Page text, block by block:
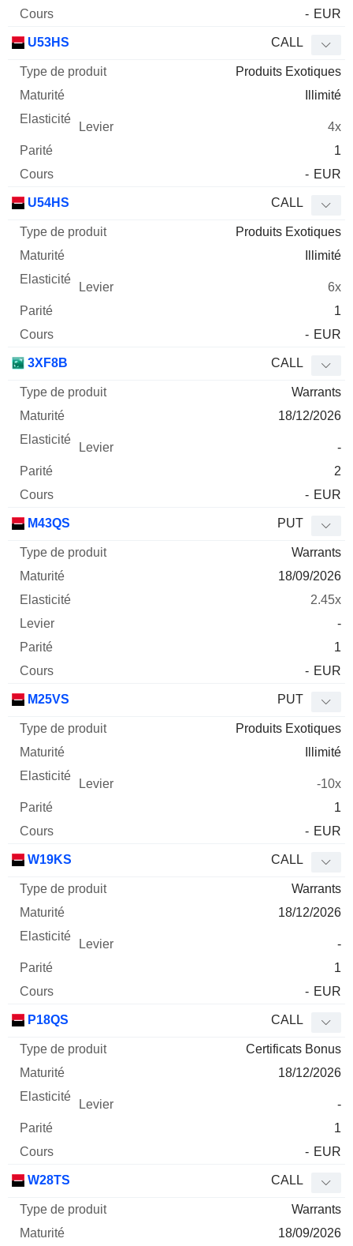
- EUR
U53HS CALL
Produits Exotiques
Illimité
4x
1
- EUR
U54HS CALL
Produits Exotiques
Illimité
6x
1
- EUR
3XF8B CALL
Warrants
18/12/2026
-
2
- EUR
M43QS PUT
Warrants
18/09/2026
2.45x
-
1
- EUR
M25VS PUT
Produits Exotiques
Illimité
-10x
1
- EUR
W19KS CALL
Warrants
18/12/2026
-
1
- EUR
P18QS CALL
Certificats Bonus
18/12/2026
-
1
- EUR
W28TS CALL
Warrants
18/09/2026